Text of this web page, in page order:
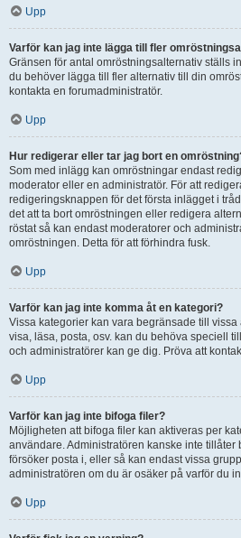
Upp
Varför kan jag inte lägga till fler
Gränsen för antal omröstningsalternativ ställs
du behöver lägga till fler alternativ till din
kontakta en forumadministratör.
Upp
Hur redigerar eller tar jag bort en
Som med inlägg kan omröstningar endast
moderator eller en administratör. För att
redigeringsknappen för det första inlägget i
det att ta bort omröstningen eller redigera
röstat så kan endast moderatorer och
omröstningen. Detta för att förhindra fusk.
Upp
Varför kan jag inte komma åt en kategori?
Vissa kategorier kan vara begränsade till
visa, läsa, posta, osv. kan du behöva speciell
och administratörer kan ge dig. Pröva att
Upp
Varför kan jag inte bifoga filer?
Möjligheten att bifoga filer kan aktiveras per
användare. Administratören kanske inte tillåter
försöker posta i, eller så kan endast vissa
administratören om du är osäker på varför du
Upp